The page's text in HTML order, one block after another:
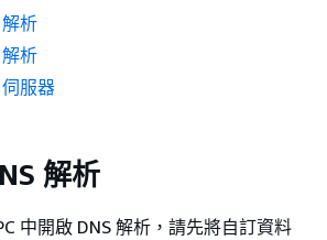
析
析
服器
解析
中開啟 DNS 解析，請先將自訂資料